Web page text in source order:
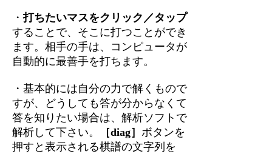
・打ちたいマスをクリック／タップ
することで、そこに打つことができ
ます。相手の手は、コンピュータが
自動的に最善手を打ちます。
・基本的には自分の力で解くもので
すが、どうしても答が分からなくて
答を知りたい場合は、解析ソフトで
解析して下さい。
［diag］ ボタンを
押すと表示される棋譜の文字列を